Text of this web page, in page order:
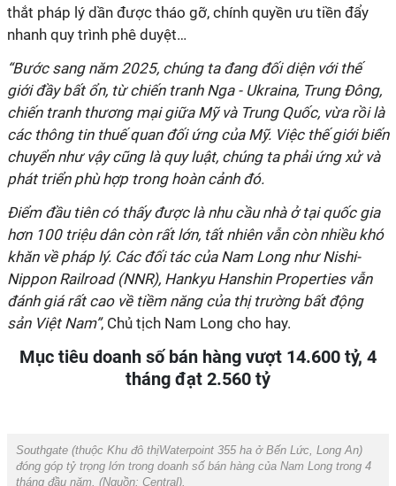
thắt pháp lý dần được tháo gỡ, chính quyền ưu tiền đẩy
nhanh quy trình phê duyệt…
“Bước sang năm 2025, chúng ta đang đối diện với thế
giới đầy bất ổn, từ chiến tranh Nga - Ukraina, Trung Đông,
chiến tranh thương mại giữa Mỹ và Trung Quốc, vừa rồi là
các thông tin thuế quan đối ứng của Mỹ. Việc thế giới biến
chuyển như vậy cũng là quy luật, chúng ta phải ứng xử và
phát triển phù hợp trong hoàn cảnh đó.
Điểm đầu tiên có thấy được là nhu cầu nhà ở tại quốc gia
hơn 100 triệu dân còn rất lớn, tất nhiên vẫn còn nhiều khó
khăn về pháp lý. Các đối tác của Nam Long như Nishi-
Nippon Railroad (NNR), Hankyu Hanshin Properties vẫn
đánh giá rất cao về tiềm năng của thị trường bất động
sản Việt Nam”, Chủ tịch Nam Long cho hay.
Mục tiêu doanh số bán hàng vượt 14.600 tỷ, 4
tháng đạt 2.560 tỷ
Southgate (thuộc Khu đô thịWaterpoint 355 ha ở Bến Lức, Long An)
đóng góp tỷ trọng lớn trong doanh số bán hàng của Nam Long trong 4
tháng đầu năm. (Nguồn: Central).